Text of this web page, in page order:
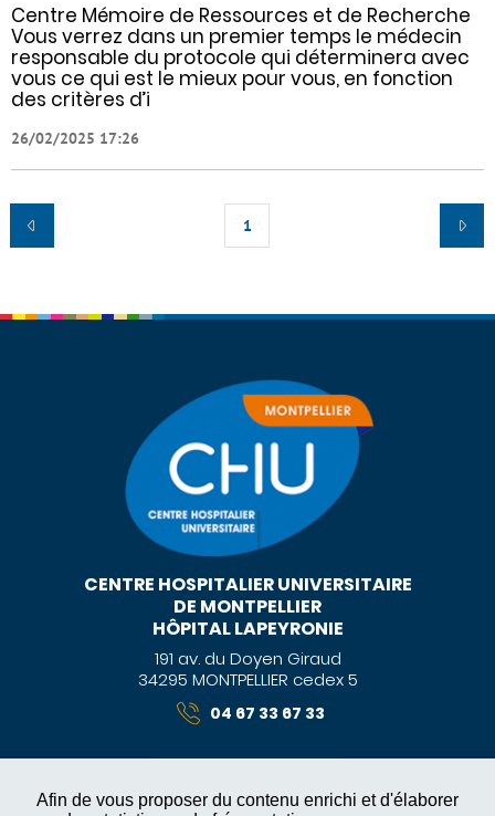
Afin de vous proposer du contenu enrichi et d'élaborer
Centre Mémoire de Ressources et de Recherche
Vous verrez dans un premier temps le médecin
responsable du protocole qui déterminera avec
vous ce qui est le mieux pour vous, en fonction
des critères d’i
26/02/2025 17:26
1
CENTRE HOSPITALIER UNIVERSITAIRE
DE MONTPELLIER
HÔPITAL LAPEYRONIE
191 av. du Doyen Giraud
34295 MONTPELLIER cedex 5
04 67 33 67 33